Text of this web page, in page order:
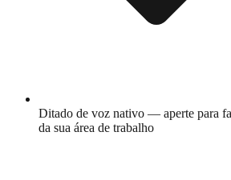
Ditado de voz nativo — aperte para
da sua área de trabalho